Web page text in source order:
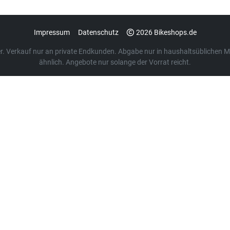
Impressum Datenschutz 2026 Bikeshops.de
Verkauf nur an private Endkunden. Abgabe nur in haushaltsüblichen
ähnlich. Angebote nur solange der Vorrat reicht.